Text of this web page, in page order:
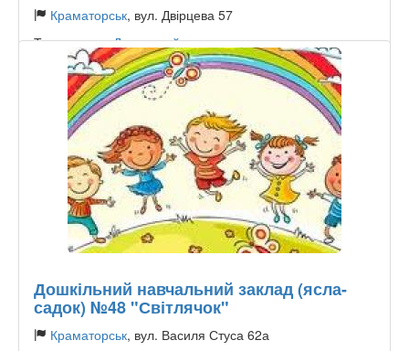
Краматорськ, вул. Двірцева 57
Тип садочку:Державний
Дошкільний навчальний заклад (ясла-
садок) №48 "Світлячок"
Краматорськ, вул. Василя Стуса 62а